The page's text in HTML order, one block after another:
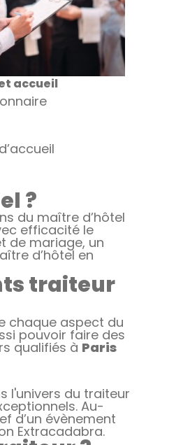
accueil
?
du maître d’hôtel
efficacité le
de mariage, un
d’hôtel en
traiteur
chaque aspect du
pouvoir faire des
qualifiés à Paris
l'univers du traiteur
Au-
d’un évènement
Extracadabra.